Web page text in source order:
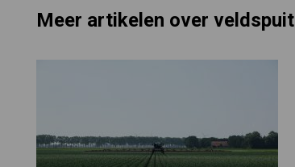
Meer artikelen over veldspuit